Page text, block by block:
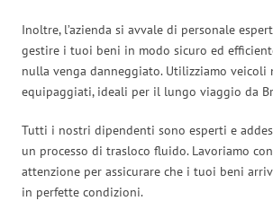
Inoltre, l’azienda si avvale di personale
gestire i tuoi beni in modo sicuro ed
nulla venga danneggiato. Utilizziamo veicoli
equipaggiati, ideali per il lungo viaggio da
Tutti i nostri dipendenti sono esperti e
un processo di trasloco fluido. Lavoriamo
attenzione per assicurare che i tuoi beni
in perfette condizioni.